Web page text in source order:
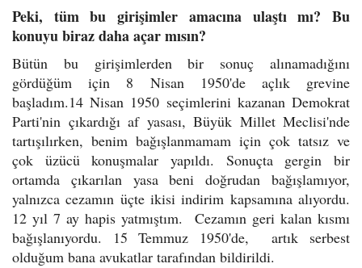
Peki, tüm bu girişimler amacına ulaştı mı? Bu
konuyu biraz daha açar mısın?
Bütün bu girişimlerden bir sonuç alınamadığını
gördüğüm için 8 Nisan 1950'de açlık grevine
başladım.14 Nisan 1950 seçimlerini kazanan Demokrat
Parti'nin çıkardığı af yasası, Büyük Millet Meclisi'nde
tartışılırken, benim bağışlanmamam için çok tatsız ve
çok üzücü konuşmalar yapıldı. Sonuçta gergin bir
ortamda çıkarılan yasa beni doğrudan bağışlamıyor,
yalnızca cezamın üçte ikisi indirim kapsamına alıyordu.
12 yıl 7 ay hapis yatmıştım. Cezamın geri kalan kısmı
bağışlanıyordu. 15 Temmuz 1950'de, artık serbest
olduğum bana avukatlar tarafından bildirildi.